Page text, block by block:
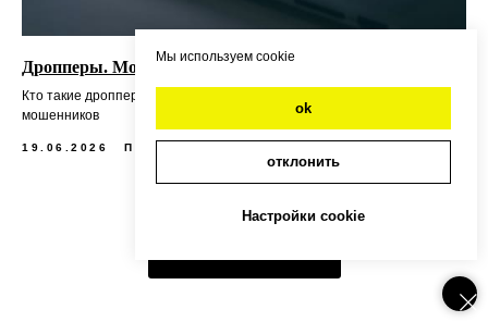
Дропперы. Мошеннические схемы
Кто такие дропперы, чем они занимаются, как не попасть в руки
мошенников
19.06.2026 ПОЛЕЗНЫЕ СТАТЬИ
Мы используем cookie
ok
отклонить
Настройки cookie